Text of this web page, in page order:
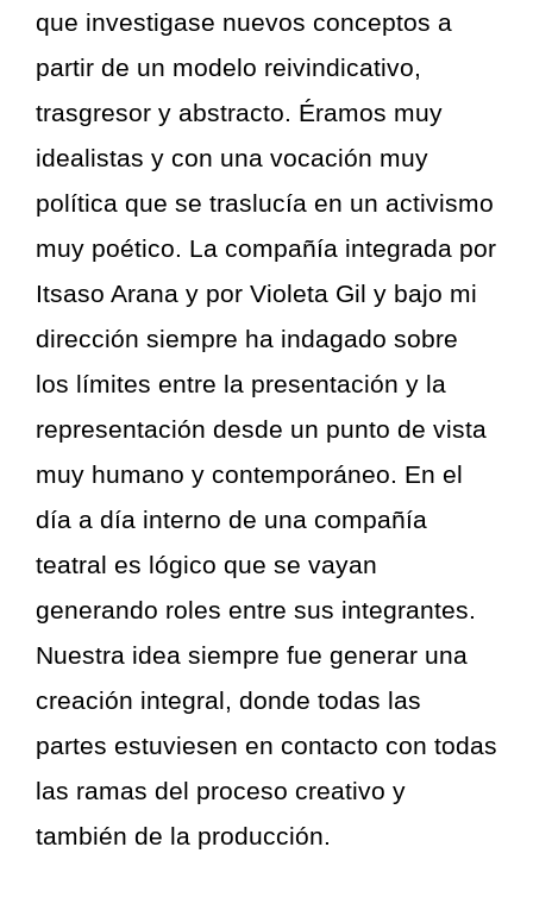
que investigase nuevos conceptos a
partir de un modelo reivindicativo,
trasgresor y abstracto. Éramos muy
idealistas y con una vocación muy
política que se traslucía en un activismo
muy poético. La compañía integrada por
Itsaso Arana y por Violeta Gil y bajo mi
dirección siempre ha indagado sobre
los límites entre la presentación y la
representación desde un punto de vista
muy humano y contemporáneo. En el
día a día interno de una compañía
teatral es lógico que se vayan
generando roles entre sus integrantes.
Nuestra idea siempre fue generar una
creación integral, donde todas las
partes estuviesen en contacto con todas
las ramas del proceso creativo y
también de la producción.